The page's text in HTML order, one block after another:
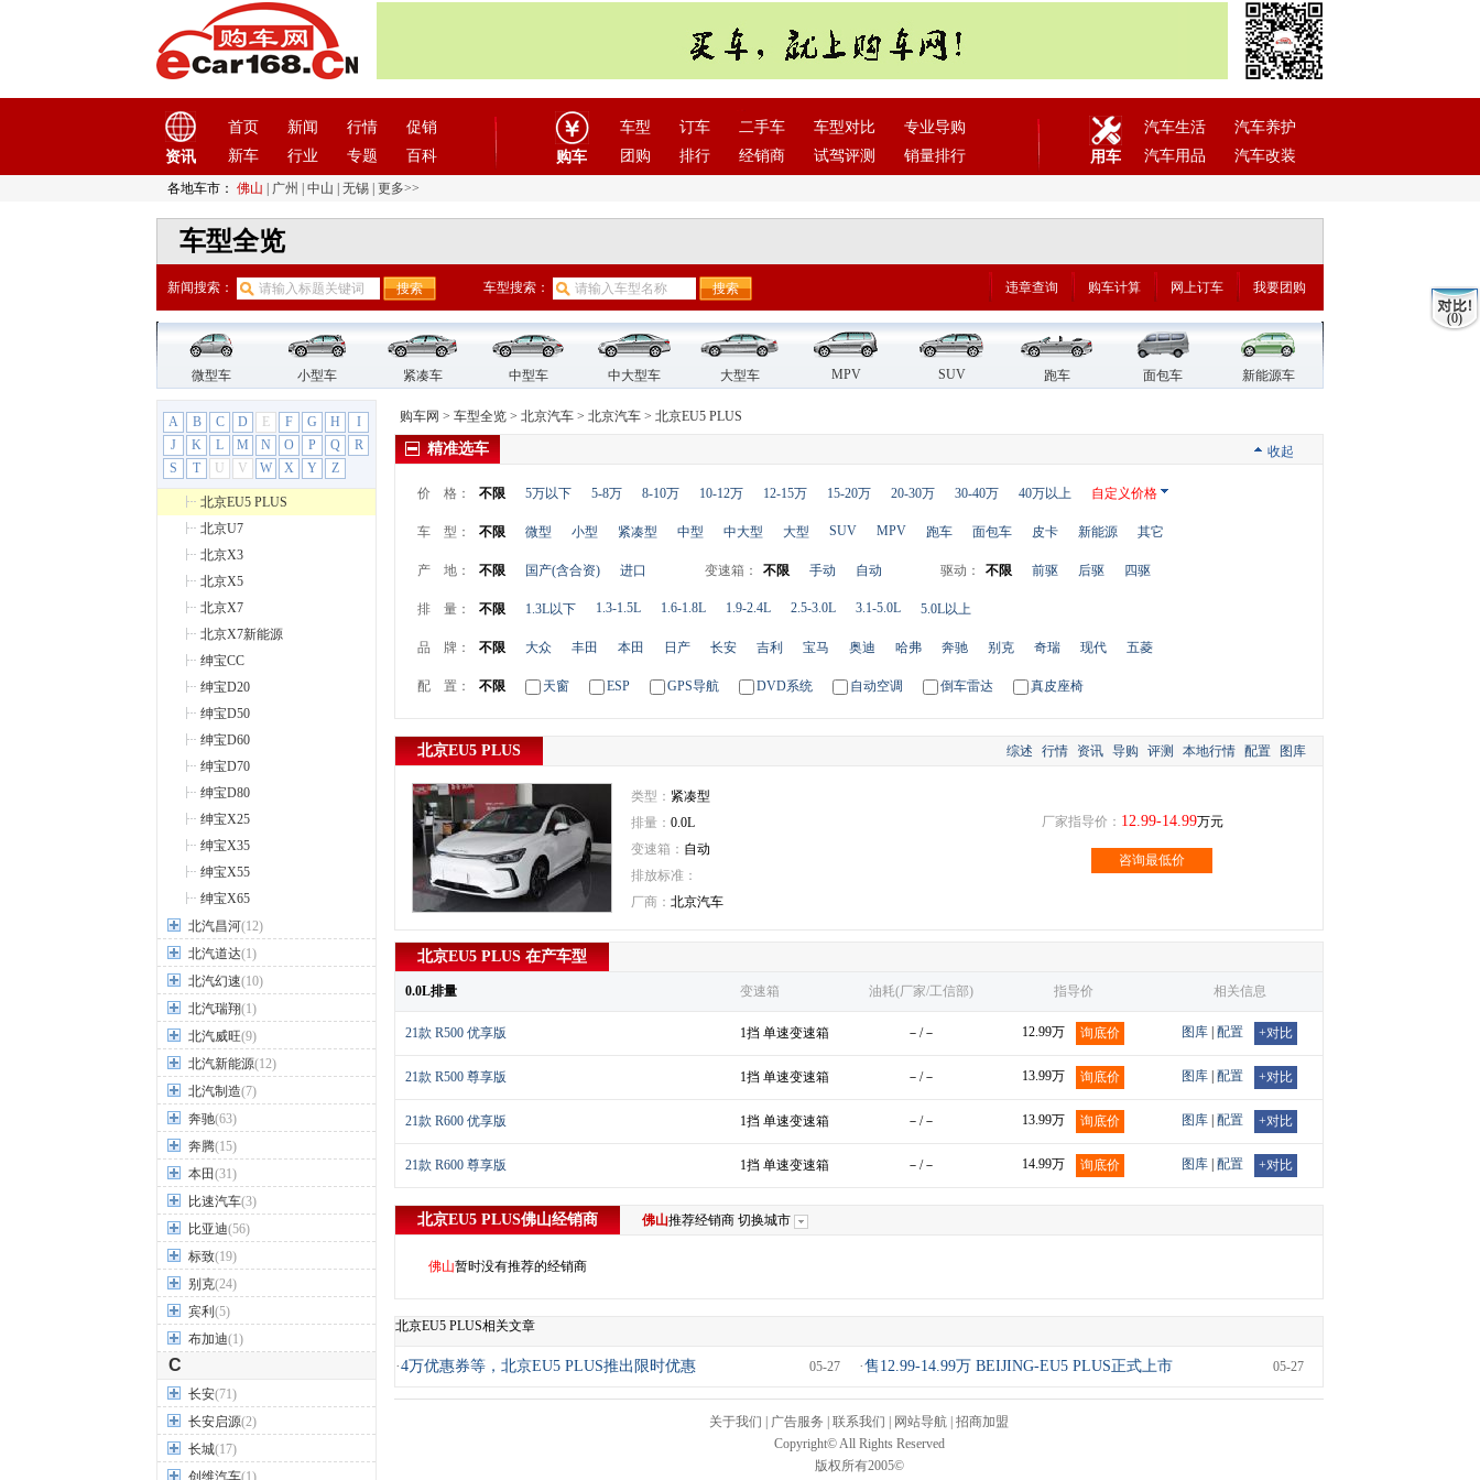
资讯
首页 新闻 行情
促销
新车
行业 专题 百科 购车
车型 订车 二手车 车型对比
专业导购
团购
排行 经销商 试驾评测 销量排行 用车
汽车生活
汽车养护
汽车用品
汽车改装
各地车市： 佛山 广州 中山 无锡 更多>>
车型全览
新闻搜索： 车型搜索： 违章查询 购车计算 网上订车 我要团购
微型车 小型车 紧凑车 中型车 中大型车 大型车 MPV SUV 跑车 面包车 新能源车
A B C D E F G H
I
J
K L M N O P Q
R
S
T U V W X Y Z
AITO问界 (4)
阿尔法罗密欧(2)
阿维塔 (2)
埃安
(7)
埃尚(1)
奥迪(45)
宝骏(22)
宝马(45)
宝沃汽车
保时捷(11)
北京汽车(17)
北京汽车(17)
北京EU5
北京EU5 PLUS
北京U7
北京X3
北京X5
北京X7
北京X7新能源
绅宝CC
绅宝D20
绅宝D50
绅宝D60
绅宝D70
绅宝D80
绅宝X25
绅宝X35
绅宝X55
绅宝X65
北汽昌河(12)
北汽道达(1)
北汽幻速(10)
北汽瑞翔(1)
北汽威旺(9)
北汽新能源(12)
北汽制造(7)
奔驰(63)
奔腾(15)
本田(31)
比速汽车(3)
比亚迪(56)
标致(19)
别克(24)
宾利 (5)
布加迪(1)
C
长安(71)
长安启源(2)
长城(17)
创维汽车(1)
购车网 > 车型全览 > 北京汽车 > 北京汽车 > 北京EU5 PLUS
精准选车 收起
价 格： 不限 5万以下 5-8万 8-10万 10-12万 12-15万 15-20万 20-30万 30-40万 40万以上 自定义价格
车 型： 不限 微型 小型 紧凑型 中型 中大型 大型 SUV MPV 跑车 面包车 皮卡 新能源 其它
产 地： 不限 国产(含合资) 进口 变速箱： 不限 手动 自动 驱动： 不限 前驱 后驱 四驱
排 量： 不限 1.3L以下 1.3-1.5L 1.6-1.8L 1.9-2.4L 2.5-3.0L 3.1-5.0L 5.0L以上
品 牌： 不限 大众 丰田 本田 日产 长安 吉利 宝马 奥迪 哈弗 奔驰 别克 奇瑞 现代 五菱
配 置： 不限 天窗 ESP GPS导航 DVD系统 自动空调 倒车雷达 真皮座椅
北京EU5 PLUS 综述 行情 资讯 导购 评测 本地行情 配置 图库
类型： 紧凑型
排量： 0.0L
变速箱： 自动
排放标准：
厂商： 北京汽车
厂家指导价： 12.99-14.99万元
咨询最低价
北京EU5 PLUS 在产车型
0.0L排量 变速箱 油耗(厂家/工信部) 指导价 相关信息
21款 R500 优享版 1挡 单速变速箱 －/－ 12.99万 询底价 图库 配置 +对比
21款 R500 尊享版 1挡 单速变速箱 －/－ 13.99万 询底价 图库 配置 +对比
21款 R600 优享版 1挡 单速变速箱 －/－ 13.99万 询底价 图库 配置 +对比
21款 R600 尊享版 1挡 单速变速箱 －/－ 14.99万 询底价 图库 配置 +对比
北京EU5 PLUS佛山经销商 佛山推荐经销商 切换城市
佛山暂时没有推荐的经销商
北京EU5 PLUS相关文章
·4万优惠券等，北京EU5 PLUS推出限时优惠 05-27 ·售12.99-14.99万 BEIJING-EU5 PLUS正式上市 05-27
关于我们 广告服务 联系我们 网站导航 招商加盟
Copyright© All Rights Reserved
版权所有2005©
(0)